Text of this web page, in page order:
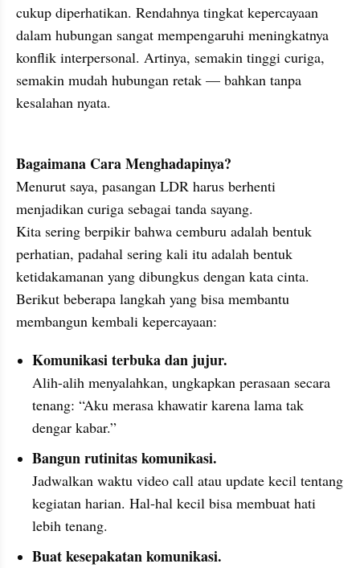
cukup diperhatikan. Rendahnya tingkat kepercayaan
dalam hubungan sangat mempengaruhi meningkatnya
konflik interpersonal. Artinya, semakin tinggi curiga,
semakin mudah hubungan retak — bahkan tanpa
kesalahan nyata.
Bagaimana Cara Menghadapinya?
Menurut saya, pasangan LDR harus berhenti
menjadikan curiga sebagai tanda sayang.
Kita sering berpikir bahwa cemburu adalah bentuk
perhatian, padahal sering kali itu adalah bentuk
ketidakamanan yang dibungkus dengan kata cinta.
Berikut beberapa langkah yang bisa membantu
membangun kembali kepercayaan:
Komunikasi terbuka dan jujur.
Alih-alih menyalahkan, ungkapkan perasaan secara
tenang: “Aku merasa khawatir karena lama tak
dengar kabar.”
Bangun rutinitas komunikasi.
Jadwalkan waktu video call atau update kecil tentang
kegiatan harian. Hal-hal kecil bisa membuat hati
lebih tenang.
Buat kesepakatan komunikasi.